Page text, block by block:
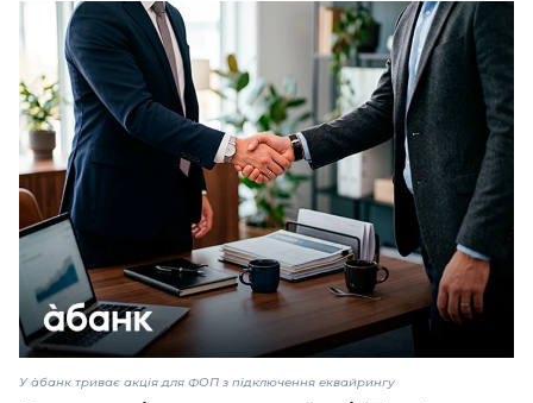
У àбанк триває акція для ФОП з підключення еквайрингу